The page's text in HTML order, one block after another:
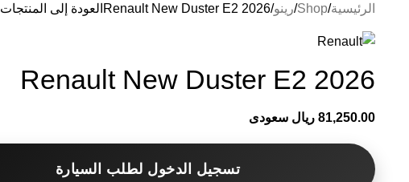
الرئيسية Shop رينو Renault New Duster E2 2026 العودة إلى المنتجات
Renault New Duster E2 2026
81,250.00 ريال سعودى
تسجيل الدخول لطلب السيارة